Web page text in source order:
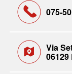
075-
Via
06129